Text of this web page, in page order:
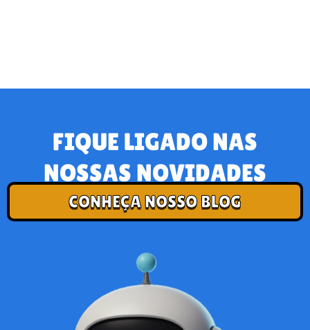
FIQUE LIGADO NAS
NOSSAS NOVIDADES
CONHEÇA NOSSO BLOG